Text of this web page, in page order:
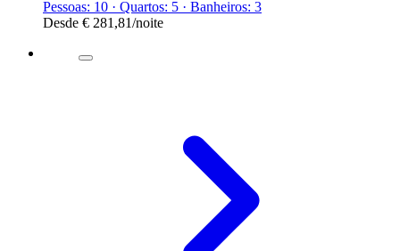
Pessoas: 10 · Quartos: 5 · Banheiros: 3
Desde € 281,81/noite